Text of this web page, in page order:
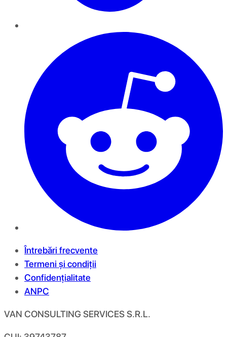
Întrebări frecvente
Termeni și condiții
Confidențialitate
ANPC
VAN CONSULTING SERVICES S.R.L.